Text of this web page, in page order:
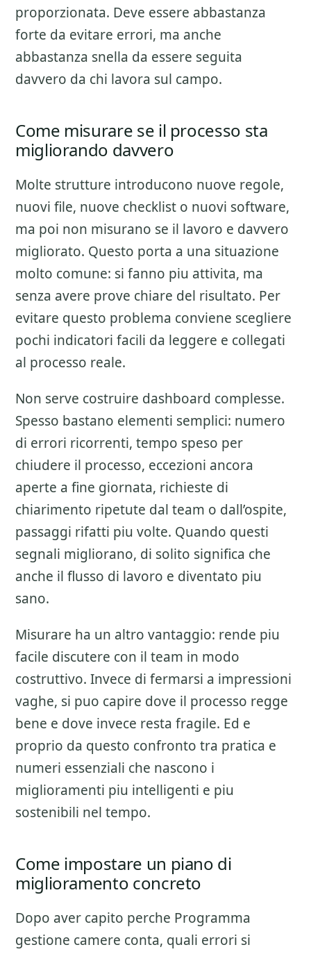
proporzionata. Deve essere abbastanza
forte da evitare errori, ma anche
abbastanza snella da essere seguita
davvero da chi lavora sul campo.
Come misurare se il processo sta
migliorando davvero
Molte strutture introducono nuove regole,
nuovi file, nuove checklist o nuovi software,
ma poi non misurano se il lavoro e davvero
migliorato. Questo porta a una situazione
molto comune: si fanno piu attivita, ma
senza avere prove chiare del risultato. Per
evitare questo problema conviene scegliere
pochi indicatori facili da leggere e collegati
al processo reale.
Non serve costruire dashboard complesse.
Spesso bastano elementi semplici: numero
di errori ricorrenti, tempo speso per
chiudere il processo, eccezioni ancora
aperte a fine giornata, richieste di
chiarimento ripetute dal team o dall’ospite,
passaggi rifatti piu volte. Quando questi
segnali migliorano, di solito significa che
anche il flusso di lavoro e diventato piu
sano.
Misurare ha un altro vantaggio: rende piu
facile discutere con il team in modo
costruttivo. Invece di fermarsi a impressioni
vaghe, si puo capire dove il processo regge
bene e dove invece resta fragile. Ed e
proprio da questo confronto tra pratica e
numeri essenziali che nascono i
miglioramenti piu intelligenti e piu
sostenibili nel tempo.
Come impostare un piano di
miglioramento concreto
Dopo aver capito perche Programma
gestione camere conta, quali errori si